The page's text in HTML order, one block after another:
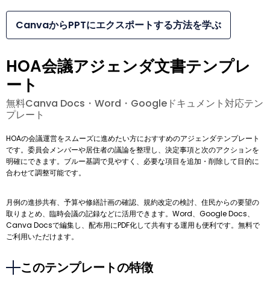
CanvaからPPTにエクスポートする方法を学ぶ
HOA会議アジェンダ文書テンプレ
ート
無料Canva Docs・Word・Googleドキュメント対応テン
プレート
HOAの会議運営をスムーズに進めたい方におすすめのアジェンダテンプレート
です。委員会メンバーや居住者の議論を整理し、決定事項と次のアクションを
明確にできます。ブルー基調で見やすく、必要な項目を追加・削除して目的に
合わせて調整可能です。
月例の進捗共有、予算や修繕計画の確認、規約改定の検討、住民からの要望の
取りまとめ、臨時会議の記録などに活用できます。Word、Google Docs、
Canva Docsで編集し、配布用にPDF化して共有する運用も便利です。無料で
ご利用いただけます。
このテンプレートの特徴